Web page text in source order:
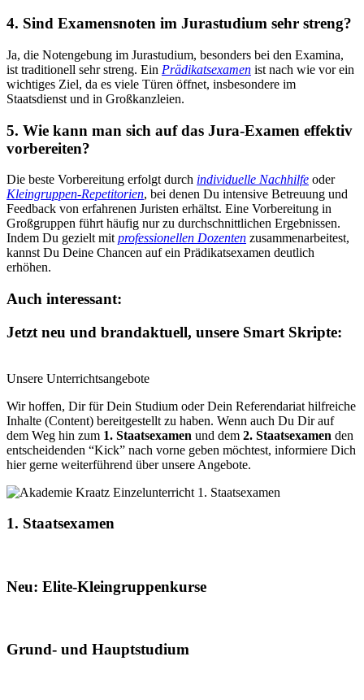
4. Sind Examensnoten im Jurastudium sehr streng?
Ja, die Notengebung im Jurastudium, besonders bei den Examina,
ist traditionell sehr streng. Ein Prädikatsexamen ist nach wie vor ein
wichtiges Ziel, da es viele Türen öffnet, insbesondere im
Staatsdienst und in Großkanzleien.
5. Wie kann man sich auf das Jura-Examen effektiv
vorbereiten?
Die beste Vorbereitung erfolgt durch individuelle Nachhilfe oder
Kleingruppen-Repetitorien, bei denen Du intensive Betreuung und
Feedback von erfahrenen Juristen erhältst. Eine Vorbereitung in
Großgruppen führt häufig nur zu durchschnittlichen Ergebnissen.
Indem Du gezielt mit professionellen Dozenten zusammenarbeitest,
kannst Du Deine Chancen auf ein Prädikatsexamen deutlich
erhöhen.
Auch interessant:
Jetzt neu und brandaktuell, unsere Smart Skripte:
Unsere Unterrichtsangebote
Wir hoffen, Dir für Dein Studium oder Dein Referendariat hilfreiche
Inhalte (Content) bereitgestellt zu haben. Wenn auch Du Dir auf
dem Weg hin zum 1. Staatsexamen und dem 2. Staatsexamen den
entscheidenden “Kick” nach vorne geben möchtest, informiere Dich
hier gerne weiterführend über unsere Angebote.
1. Staatsexamen
Neu: Elite-Kleingruppenkurse
Grund- und Hauptstudium